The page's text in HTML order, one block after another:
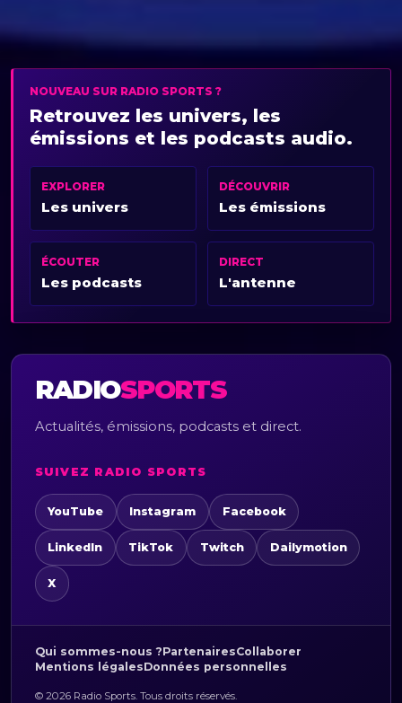
NOUVEAU SUR RADIO SPORTS ?
Retrouvez les univers, les
émissions et les podcasts audio.
EXPLORER
Les univers
DÉCOUVRIR
Les émissions
ÉCOUTER
Les podcasts
DIRECT
L'antenne
RADIOSPORTS
Actualités, émissions, podcasts et direct.
SUIVEZ RADIO SPORTS
YouTube Instagram Facebook
LinkedIn TikTok Twitch Dailymotion
X
Qui sommes-nous ?PartenairesCollaborer
Mentions légalesDonnées personnelles
© 2026 Radio Sports. Tous droits réservés.